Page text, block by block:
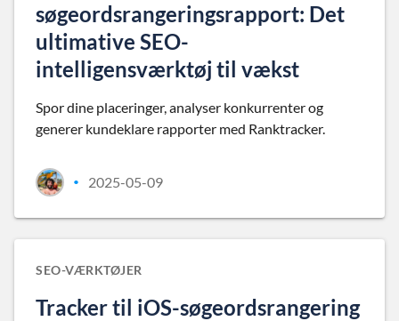
søgeordsrangeringsrapport: Det
ultimative SEO-
intelligensværktøj til vækst
Spor dine placeringer, analyser konkurrenter og
generer kundeklare rapporter med Ranktracker.
• 2025-05-09
SEO-VÆRKTØJER
Tracker til iOS-søgeordsrangering